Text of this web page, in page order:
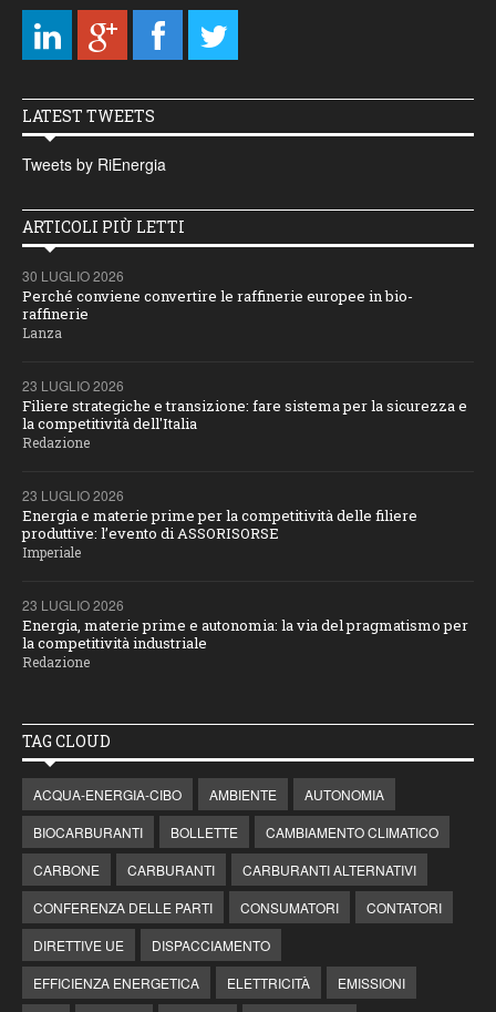
LATEST TWEETS
Tweets by RiEnergia
ARTICOLI PIÙ LETTI
30 LUGLIO 2026
Perché conviene convertire le raffinerie europee in bio-
raffinerie
Lanza
23 LUGLIO 2026
Filiere strategiche e transizione: fare sistema per la sicurezza e
la competitività dell'Italia
Redazione
23 LUGLIO 2026
Energia e materie prime per la competitività delle filiere
produttive: l’evento di ASSORISORSE
Imperiale
23 LUGLIO 2026
Energia, materie prime e autonomia: la via del pragmatismo per
la competitività industriale
Redazione
TAG CLOUD
ACQUA-ENERGIA-CIBO AMBIENTE
AUTONOMIA
BIOCARBURANTI
BOLLETTE
CAMBIAMENTO CLIMATICO
CARBONE
CARBURANTI
CARBURANTI ALTERNATIVI
CONFERENZA DELLE PARTI
CONSUMATORI
CONTATORI
DIRETTIVE UE
DISPACCIAMENTO
EFFICIENZA ENERGETICA
ELETTRICITÀ
EMISSIONI